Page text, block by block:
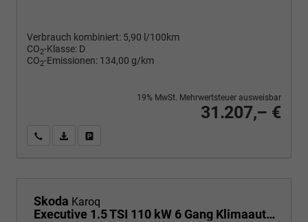
Verbrauch kombiniert: 5,90 l/100km
CO2-Klasse: D
CO2-Emissionen: 134,00 g/km
31.207,– €
19% MwSt. Mehrwertsteuer ausweisbar
Wir rufen Sie anPDF-Fahrzeugexposé drucken
Skoda Karoq
Executive 1.5 TSI 110 kW 6 Gang Klimaautomatik, Metallfarbe, ACC ,PDC v+h, LED, Smart Link, Rückkamera, Sun Set, Reserverad, 4 Jahre Garantie